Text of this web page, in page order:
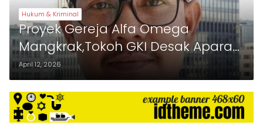
Hukum & Kriminal
Proyek Gereja Alfa Omega
Mangkrak,Tokoh GKI Desak Aparat
Periksa Kontraktor Dan PPTK
April 12, 2026